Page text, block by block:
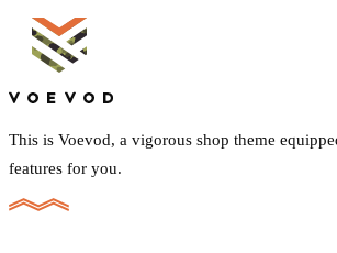
This is Voevod, a vigorous shop theme
features for you.